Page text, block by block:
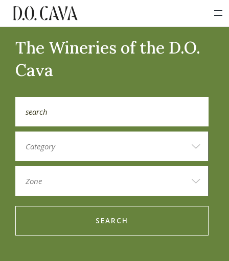
The Wineries of the D.O.
Cava
SEARCH